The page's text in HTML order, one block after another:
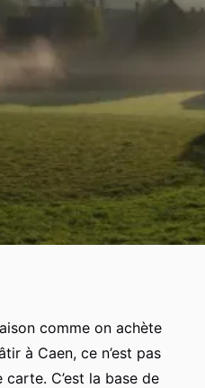
terrain idéal
Caen
comme on achète
à Caen, ce n’est pas
C’est la base de